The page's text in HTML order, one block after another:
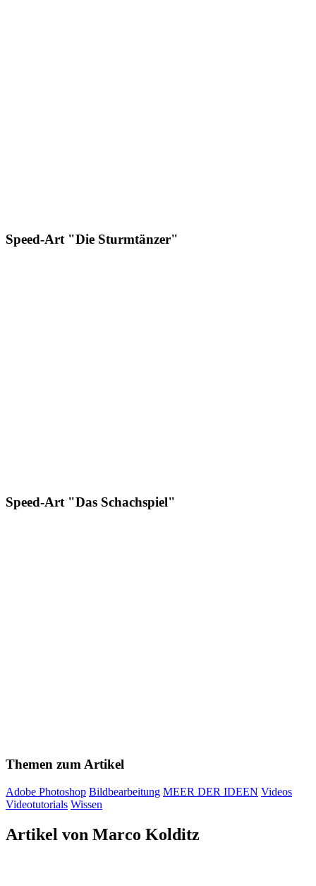
Speed-Art "Die Sturmtänzer"
Speed-Art "Das Schachspiel"
Themen zum Artikel
Adobe Photoshop Bildbearbeitung MEER DER IDEEN Videos
Videotutorials Wissen
Artikel von Marco Kolditz